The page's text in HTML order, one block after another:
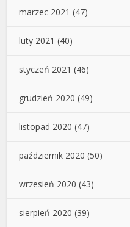
marzec 2021 (47)
luty 2021 (40)
styczeń 2021 (46)
grudzień 2020 (49)
listopad 2020 (47)
październik 2020 (50)
wrzesień 2020 (43)
sierpień 2020 (39)